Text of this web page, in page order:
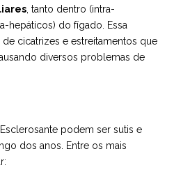
, tanto dentro (intra-
hepáticos) do fígado. Essa
cicatrizes e estreitamentos que
diversos problemas de
podem ser sutis e
dos anos. Entre os mais